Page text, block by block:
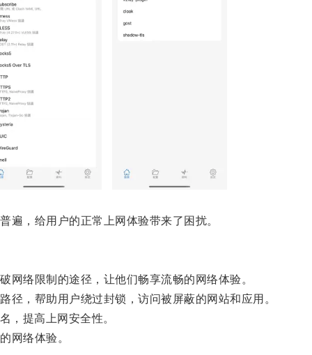
，给用户的正常上网体验带来了困扰。
络限制的途径，让他们畅享流畅的网络体验。
，帮助用户绕过封锁，访问被屏蔽的网站和应用。
提高上网安全性。
络体验。